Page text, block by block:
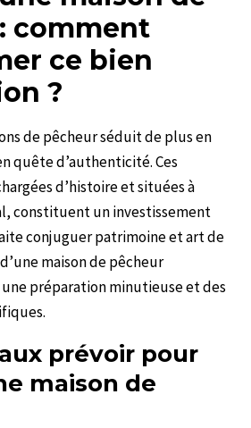
comment
ce bien
?
de pêcheur séduit de plus en
quête d’authenticité. Ces
d’histoire et situées à
constituent un investissement
conjuguer patrimoine et art de
maison de pêcheur
préparation minutieuse et des
prévoir pour
maison de